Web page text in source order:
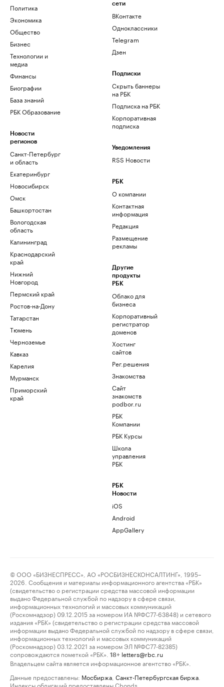
Политика
Экономика
Общество
Бизнес
Технологии и
медиа
Финансы
Биографии
База знаний
РБК Образование
Новости
регионов
Санкт-Петербург
и область
Екатеринбург
Новосибирск
Омск
Башкортостан
Вологодская
область
Калининград
Краснодарский
край
Нижний
Новгород
Пермский край
Ростов-на-Дону
Татарстан
Тюмень
Черноземье
Кавказ
Карелия
Мурманск
Приморский
край
сети
ВКонтакте
Одноклассники
Telegram
Дзен
Подписки
Скрыть баннеры
на РБК
Подписка на РБК
Корпоративная
подписка
Уведомления
RSS Новости
РБК
О компании
Контактная
информация
Редакция
Размещение
рекламы
Другие
продукты
РБК
Облако для
бизнеса
Корпоративный
регистратор
доменов
Хостинг
сайтов
Рег.решения
Знакомства
Сайт
знакомств
podbor.ru
РБК
Компании
РБК Курсы
Школа
управления
РБК
РБК
Новости
iOS
Android
AppGallery
© ООО «БИЗНЕСПРЕСС», АО «РОСБИЗНЕСКОНСАЛТИНГ», 1995–
2026. Сообщения и материалы информационного агентства «РБК»
(свидетельство о регистрации средства массовой информации
выдано Федеральной службой по надзору в сфере связи,
информационных технологий и массовых коммуникаций
(Роскомнадзор) 09.12.2015 за номером ИА №ФС77-63848) и сетевого
издания «РБК» (свидетельство о регистрации средства массовой
информации выдано Федеральной службой по надзору в сфере связи,
информационных технологий и массовых коммуникаций
(Роскомнадзор) 03.12.2021 за номером ЭЛ №ФС77-82385)
сопровождаются пометкой «РБК».
18+ letters@rbc.ru
Владельцем сайта является информационное агентство «РБК».
Данные предоставлены: Мосбиржа Санкт-Петербургская биржа
Индексы облигаций предоставлены Cbonds.